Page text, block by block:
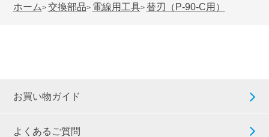
ホーム> 交換部品> 電線用工具> 替刃（P-90-C用）
お買い物ガイド
よくあるご質問